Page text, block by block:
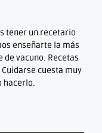
tener un recetario
enseñarte la más
vacuno. Recetas
cuesta muy
hacerlo.